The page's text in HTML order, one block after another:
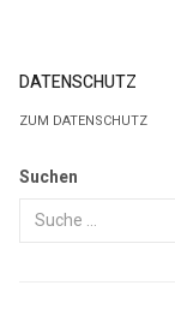
DATENSCHUTZ
ZUM DATENSCHUTZ
Suchen